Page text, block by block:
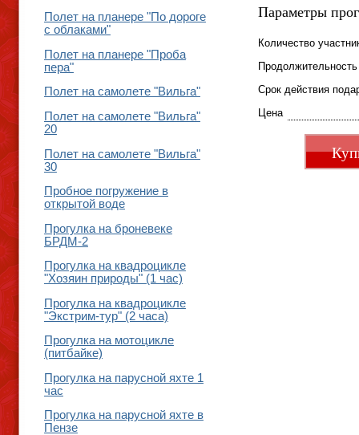
Параметры
Количество
Продолжительность
Срок действия
Цена
Полет на планере "По дороге
с облаками"
Полет на планере "Проба
пера"
Полет на самолете "Вильга"
Полет на самолете "Вильга"
20
Полет на самолете "Вильга"
30
Пробное погружение в
открытой воде
Прогулка на броневеке
БРДМ-2
Прогулка на квадроцикле
"Хозяин природы" (1 час)
Прогулка на квадроцикле
"Экстрим-тур" (2 часа)
Прогулка на мотоцикле
(питбайке)
Прогулка на парусной яхте 1
час
Прогулка на парусной яхте в
Пензе